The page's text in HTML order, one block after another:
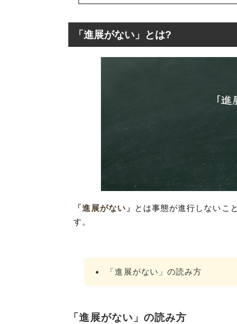
「進展がない」と
「進展がない」の
「進展がない」を
「進展がない」の
「進展がない」とは?
「進展がない」
とは事態が進行しないこ
す。
「進展がない」の読み方
「進展がない」の読み方